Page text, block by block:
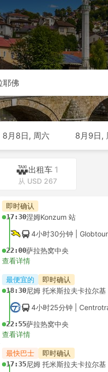
耶佛
8月8日, 周六 8月9日,
出租车 1
从 USD 267
即时确认
17:30涅姆Konzum 站
4小时30分钟 |
22:00萨拉热窝中央
查看详情
最便宜的 即时确认
18:30尼姆 托米斯拉夫卡拉尔基
4小时25分钟 |
22:55萨拉热窝中央
查看详情
最快巴士 即时确认
17:35尼姆 托米斯拉夫卡拉尔基